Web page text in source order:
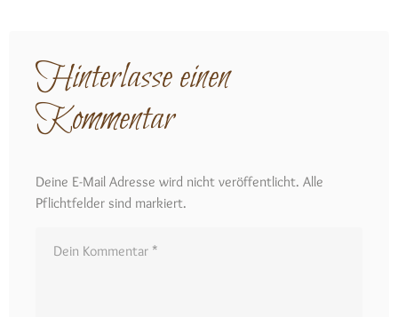
Hinterlasse einen
Kommentar
Deine E-Mail Adresse wird nicht veröffentlicht. Alle
Pflichtfelder sind markiert.